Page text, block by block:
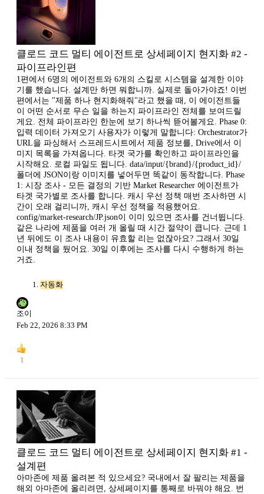
클로드 코드 멀티 에이전트로 상세페이지 현지화 #2 -
파이프라인편
1편에서 6명의 에이전트와 6개의 스킬로 시스템을 설계한 이야
기를 했습니다. 설계만 하면 뭐합니까. 실제로 돌아가야죠! 이번
편에서는 "제품 하나 현지화해줘"라고 했을 때, 이 에이전트들
이 어떤 순서로 무슨 일을 하는지 파이프라인 전체를 보여드릴
게요. 전체 파이프라인 한눈에 보기 하나씩 뜯어볼게요. Phase 0:
입력 데이터 가져오기 사용자가 이렇게 말합니다: Orchestrator가
URL을 파싱해서 스프레드시트에서 제품 정보를, Drive에서 이
미지 목록을 가져옵니다. 타겟 국가를 확인하고 파이프라인을
시작해요. 로컬 파일도 됩니다. data/input/{brand}/{product_id}/
폴더에 JSON이랑 이미지를 넣어두면 똑같이 동작합니다. Phase
1: 시장 조사 - 모든 결정의 기반 Market Researcher 에이전트가
타겟 국가별로 조사를 합니다. 캐시 우선 정책 매번 조사하면 시
간이 오래 걸리니까, 캐시 우선 정책을 적용했어요.
config/market-research/JP.json이 이미 있으면 조사를 건너뜁니다.
같은 나라에 제품을 여러 개 올릴 때 시간 절약이 큽니다. 근데 1
년 뒤에도 이 조사 내용이 유효할 리는 없잖아요? 그래서 30일
이내 정책을 뒀어요. 30일 이후에는 조사를 다시 수행하게 하는
거죠.
자동화
조이
Feb 22, 2026 8:33 PM
1
클로드 코드 멀티 에이전트로 상세페이지 현지화 #1 -
설계편
아마존에 제품 올려본 적 있으세요? 국내에서 잘 팔리는 제품을
해외 아마존에 올리려면, 상세페이지를 통째로 바꿔야 해요. 번